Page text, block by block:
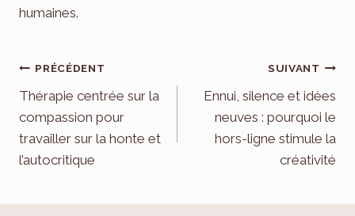
humaines.
Navigation
de
l’article
PRÉCÉDENT
Thérapie centrée sur la
compassion pour
travailler sur la honte et
l’autocritique
SUIVANT
Ennui, silence et idées
neuves : pourquoi le
hors-ligne stimule la
créativité